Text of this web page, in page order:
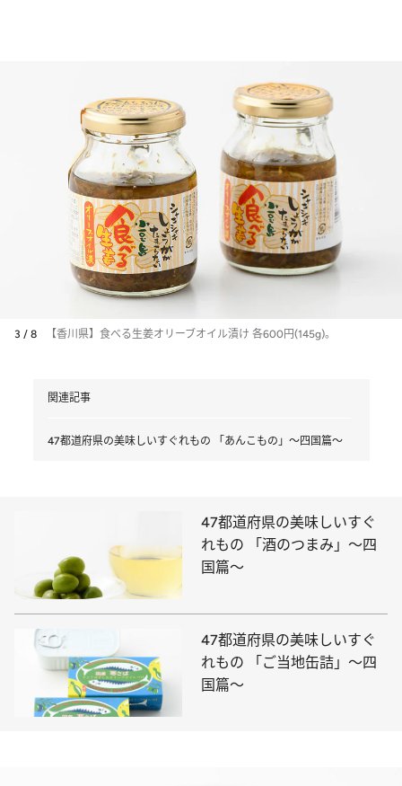
3 / 8 【香川県】食べる生姜オリーブオイル漬け 各600円(145g)。
関連記事
47都道府県の美味しいすぐれもの 「あんこもの」～四国篇～
47都道府県の美味しいすぐ
れもの 「酒のつまみ」～四
国篇～
47都道府県の美味しいすぐ
れもの 「ご当地缶詰」～四
国篇～